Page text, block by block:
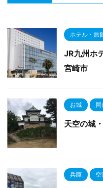
ホテル・旅
JR九州ホ
宮崎市
お城 岡
天空の城
兵庫 空